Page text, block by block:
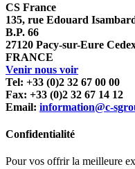
CS France
135, rue Edouard
B.P. 66
27120 Pacy-sur-Eure
FRANCE
Venir nous voir
Tel: +33 (0)2 32 67 00 00
Fax: +33 (0)2 32 67 14 12
Email: information@c-
Confidentialité
Pour vos offrir la meilleure